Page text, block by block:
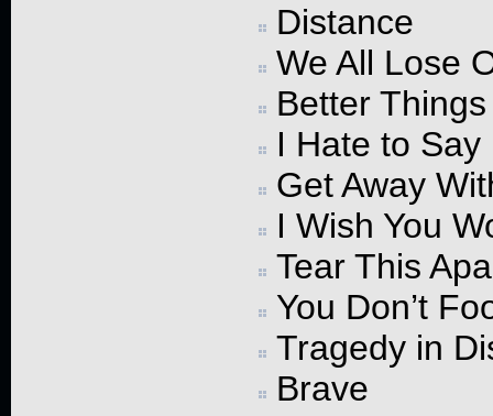
Distance
We All Lose
Better
I Hate to Say
Get Away
I Wish You
Tear This
You Don’t
Tragedy in
Brave